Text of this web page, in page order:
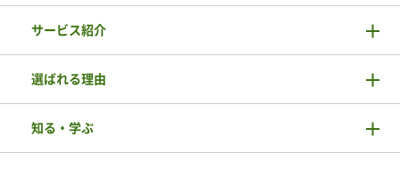
サービス紹介
選ばれる理由
知る・学ぶ